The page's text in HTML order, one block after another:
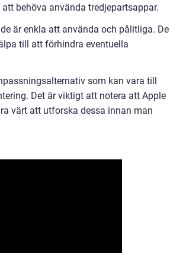
behöva använda tredjepartsappar.
är enkla att använda och pålitliga. De
till att förhindra eventuella
som kan vara till
Det är viktigt att notera att Apple
värt att utforska dessa innan man